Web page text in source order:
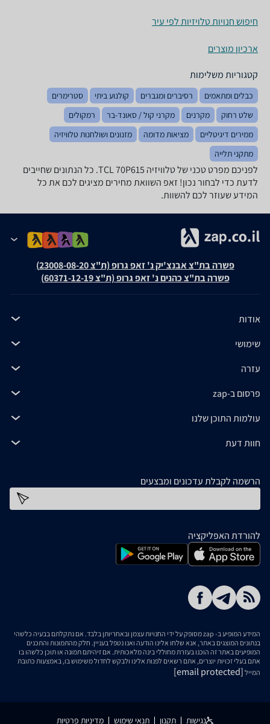
חיפוש חנויות טלויזיות לפי עיר
ארכיון מוצרים
קטגוריות משלימות
כבלים ומתאמים רסיברים ומגברים קולנוע ביתי
סטרימרים
שלט רחוק
מקרנים מקרני קול / סאונד-בר
רמקולים
ממירים דיגיטליים
מציאות מדומה
מזנונים ושולחנות טלוויזיה
מתקני תלייה
לפניכם מפרט טכני של טלוויזיה TCL 70P615. כל הנתונים שחייבים
לדעת כדי לבחור נכון! זאפ השוואת מחירים מציגים לכם את כל
המידע שעוזר לכם להשוות.
פשרה בת"צ אבנצ'יק נ' זאפ גרופ (ת"צ 23008-08-20)
פשרה בת"צ כהנים נ' זאפ גרופ (ת"צ 60371-12-19)
אודות
שימושי
עזרה
פרסום ב-zap
עולמות התוכן שלנו
חוות דעת
הרשמה לקבלת עדכונים ומבצעים
להורדת האפליקציה
המידע המופיע ב- zap מסופק על ידי החנויות עצמן ובאחריותן בלבד. אם נתקלתם בבעיה כלשהי
בנתונים המוצגים באתר, אנא שלחו אלינו הודעה ואנו נטפל בעניין. חלק מהתמונות והתכנים
המופיעים באתר זה הוכנו בעזרת מחוללי בינה מלאכותית. אם זיהיתם תמונה או תוכן כלשהו בו
אתם בעלי זכויות יוצרים, אתם רשאים לפנות אלינו ולבקש לחדול משימוש בו, באמצעות כתובת
המייל [email protected]
נגישות תקנון תנאי שימוש מדיניות פרטיות